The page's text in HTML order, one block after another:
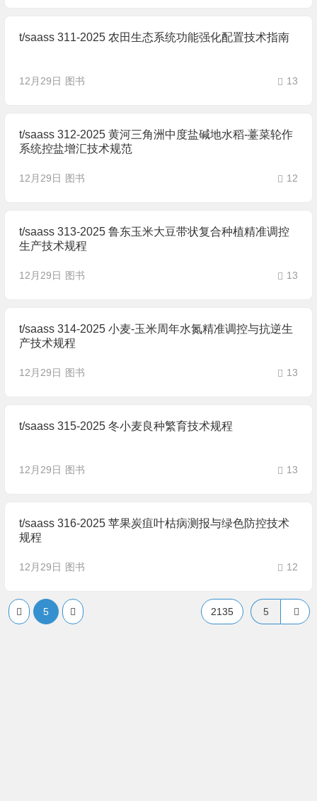
t/saass 311-2025 农田生态系统功能强化配置技术指南
12月29日 图书 13
t/saass 312-2025 黄河三角洲中度盐碱地水稻-薹菜轮作
系统控盐增汇技术规范
12月29日 图书 12
t/saass 313-2025 鲁东玉米大豆带状复合种植精准调控
生产技术规程
12月29日 图书 13
t/saass 314-2025 小麦-玉米周年水氮精准调控与抗逆生
产技术规程
12月29日 图书 13
t/saass 315-2025 冬小麦良种繁育技术规程
12月29日 图书 13
t/saass 316-2025 苹果炭疽叶枯病测报与绿色防控技术
规程
12月29日 图书 12
2135
5